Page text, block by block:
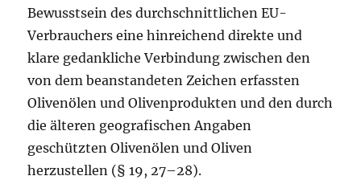
Bewusstsein des durchschnittlichen EU-
Verbrauchers eine hinreichend direkte und
klare gedankliche Verbindung zwischen den
von dem beanstandeten Zeichen erfassten
Olivenölen und Olivenprodukten und den durch
die älteren geografischen Angaben
geschützten Olivenölen und Oliven
herzustellen (§ 19, 27–28).